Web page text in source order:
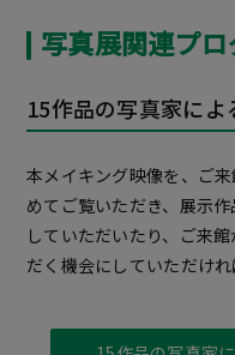
写真展関連プ
15作品の写真家に
本メイキング映像を、ご
めてご覧いただき、展示
していただいたり、ご来
だく機会にしていただけれ